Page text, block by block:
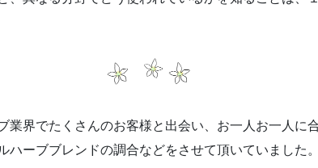
業界でたくさんのお客様と出会い、お一人お一人に
ハーブブレンドの調合などをさせて頂いていました。